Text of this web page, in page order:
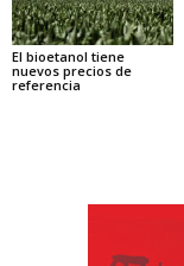
El bioetanol tiene
nuevos precios de
referencia